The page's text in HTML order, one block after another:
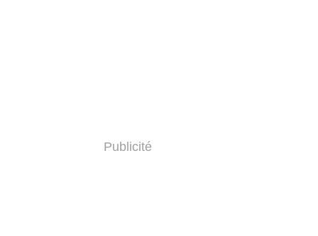
Publicité